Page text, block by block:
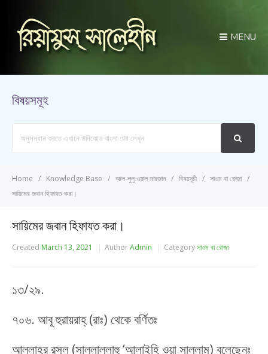
MENU
বিষয়সমূহ
Home Knowledge Base আল-লুলু ওয়াল মারজান বিষয়সূচী
সাওম বা রোজা
সায়িমের জবান হিফাযত করা।
সায়িমের জবান হিফাযত করা।
Created March 13, 2021 AuthorAdmin Categoryসাওম বা রোজা
১৩/২৯.
৭০৬. আবূ হুরায়রাহ্ (রাঃ) থেকে বর্ণিতঃ
আল্লাহর রসূল (সাল্লাল্লাহু ‘আলাইহি ওয়া সাল্লাম) বলেছেনঃ